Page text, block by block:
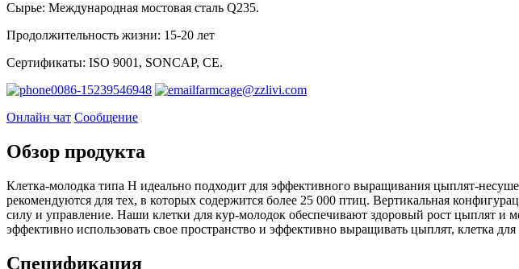
Сырье: Международная мостовая сталь Q235.
Продолжительность жизни: 15-20 лет
Сертификаты: ISO 9001, SONCAP, CE.
0086-15239546948
farmcage@zzlivi.com
Онлайн чат Сообщение
Обзор продукта
Клетка-молодка типа H идеально подходит для эффективного выращивания цыплят-
рекомендуются для тех, в которых содержится более 25 000 птиц. Вертикальная
силу и управление. Наши клетки для кур-молодок обеспечивают здоровый рост цыплят
эффективно использовать свое пространство и эффективно выращивать цыплят, клетка
Спецификация